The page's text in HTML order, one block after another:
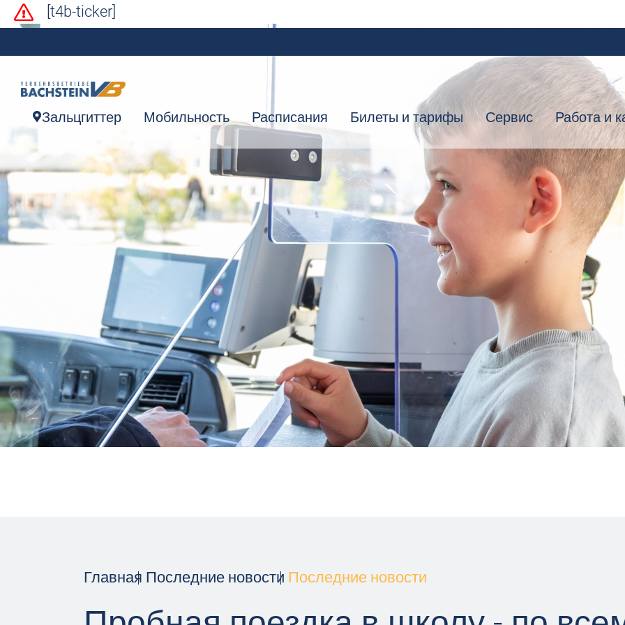
[t4b-ticker]
Зальцгиттер Мобильность Расписания Билеты и тарифы Сервис Работа и
Главная Последние новости Последние новости